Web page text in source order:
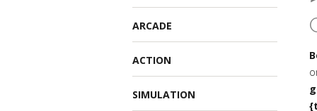
ARCADE
ACTION
SIMULATION